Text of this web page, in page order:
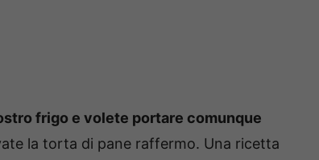
frigo e volete portare comunque
la torta di pane raffermo. Una ricetta